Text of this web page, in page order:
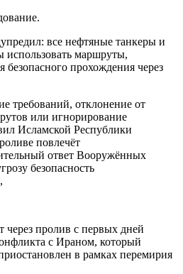
все нефтяные танкеры и
использовать маршруты,
прохождения через
требований, отклонение от
или игнорирование
Исламской Республики
повлечёт
ответ Вооружённых
безопасность
через пролив с первых дней
с Ираном, который
в рамках перемирия